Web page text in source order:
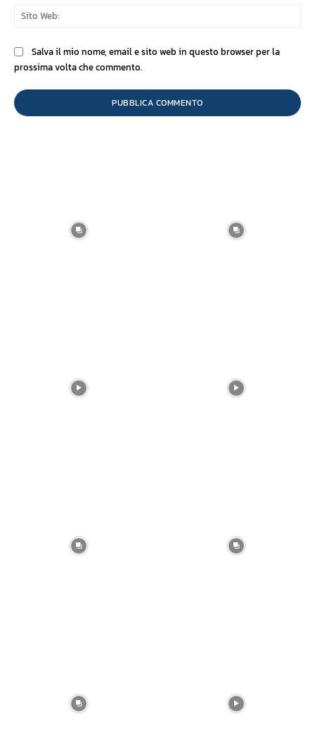
Salva il mio nome, email e sito web in questo browser per la
prossima volta che commento.